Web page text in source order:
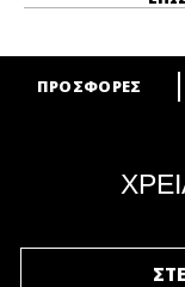
ARE YOU A
ΠΡΟΣΦΟΡΕΣ